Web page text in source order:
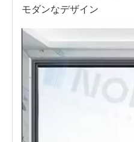
モダンなデザイン